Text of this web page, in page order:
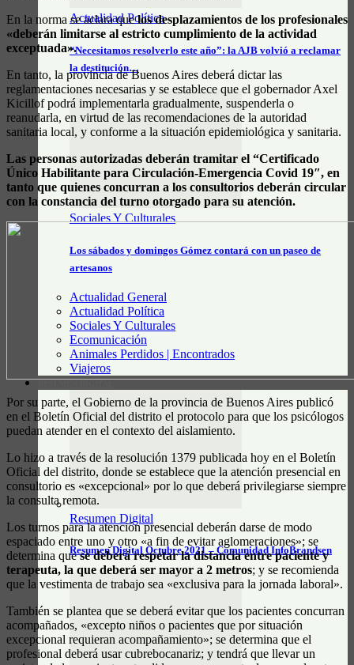
Actualidad Política
“Necesitamos resolverlo este año”: la AJB volvió a reclamar
la destitución…
Sociales Y Culturales
Los sábados y domingos Gómez contará con un paseo de
artesanos
Actualidad General
Actualidad Política
Sociales Y Culturales
Ecomunicación
Animales Perdidos | Encontrados
Viajeros
Resumen Digital
Resumen Digital Octubre 2021 – Comunidad InfoBrandsen
En la norma se aclara quelos desplazamientos de los profesionales
«deberán limitarse al estricto cumplimiento de la actividad
exceptuada».
En tanto, la provincia de Buenos Aires deberá dictar las
reglamentaciones necesarias y se establece que el gobernador Axel
Kicillof podrá implementarla gradualmente, suspenderla o
reanudarla, en virtud de las recomendaciones de la autoridad
sanitaria local, y conforme a la situación epidemiológica y sanitaria.
Las personas autorizadas deberán tramitar el “Certificado
Único Habilitante para Circulación-Emergencia Covid 19″, en
tanto que quienes concurran a los consultorios deberán circular
con la constancia del turno otorgado para su atención.
Por su parte, el Gobierno de la provincia de Buenos Aires publicó
en el Boletín Oficial del distrito el protocolo para que los psicólogos
puedan atender en el contexto del aislamiento.
Lo hizo a través de la resolución 1379 publicada hoy en el Boletín
Oficial del distrito, donde se establece que la atención presencial en
consultorio es «excepcional» por lo que deberá privilegiarse siempre
la consulta remota.
Los turnos para la atención presencial deberán darse de modo
espaciado entre uno y otro «a fin de evitar aglomeraciones»; se
determina quese deberá respetar la distancia entre paciente y
terapeuta, la que deberá ser mayor a 2 metros; y se recomienda
que la vestimenta de trabajo sea «exclusiva para la jornada laboral».
También se plantea que se deberá evitar que los pacientes concurran
acompañados, «excepto niños o pacientes que por situación
excepcional requieran acompañamiento»; se determina que el
profesional deberá usar cubrebocanariz; y tendrá que llevar un